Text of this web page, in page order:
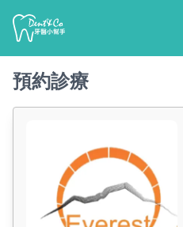
預約診療